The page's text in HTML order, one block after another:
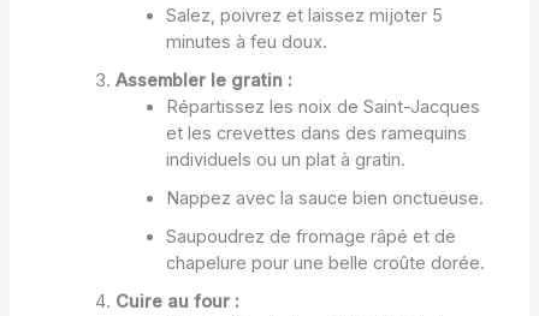
Salez, poivrez et laissez mijoter 5
minutes à feu doux.
Assembler le gratin :
Répartissez les noix de Saint-Jacques
et les crevettes dans des ramequins
individuels ou un plat à gratin.
Nappez avec la sauce bien onctueuse.
Saupoudrez de fromage râpé et de
chapelure pour une belle croûte dorée.
Cuire au four :